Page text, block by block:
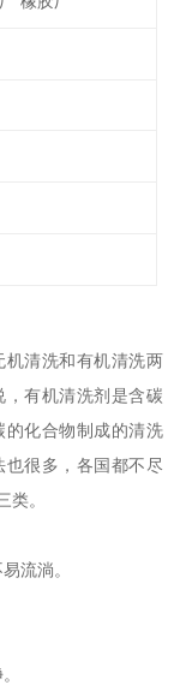
机清洗和有机清洗两
有机清洗剂是含碳
的化合物制成的清洗
很多，各国都不尽
类。
流淌。